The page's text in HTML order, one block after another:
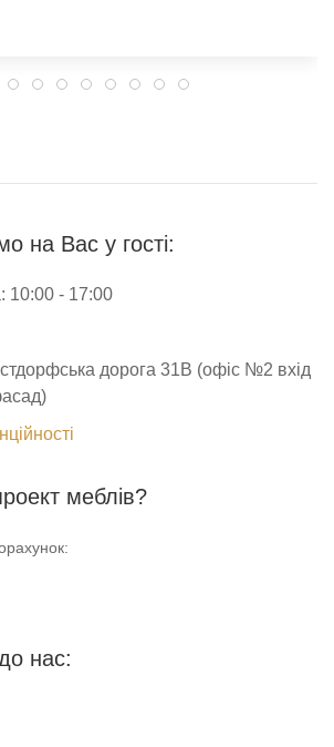
на Вас у гості:
10:00 - 17:00
дорога 31В (офіс №2 вхід
меблів?
нас: